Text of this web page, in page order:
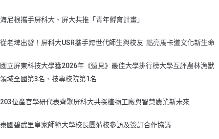
海尼根攜手屏科大、屏大共推「青年孵育計畫」
從老埤出發！屏科大USR攜手跨世代師生與校友 點亮馬卡道文化新生命
國立屏東科技大學獲2026年《遠見》最佳大學排行榜大學互評農林漁獸
領域全國第3名、技專校院第1名
203位產官學研代表齊聚屏科大共探植物工廠與智慧農業新未來
泰國碧武里皇家師範大學校長團蒞校參訪及簽訂合作協議